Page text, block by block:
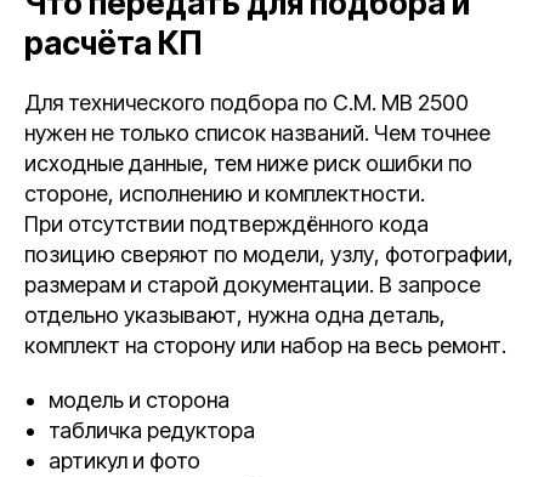
расчёта КП
Для технического подбора по C.M. MB 2500
нужен не только список названий. Чем точнее
исходные данные, тем ниже риск ошибки по
стороне, исполнению и комплектности.
При отсутствии подтверждённого кода
позицию сверяют по модели, узлу, фотографии,
размерам и старой документации. В запросе
отдельно указывают, нужна одна деталь,
комплект на сторону или набор на весь ремонт.
модель и сторона
табличка редуктора
артикул и фото